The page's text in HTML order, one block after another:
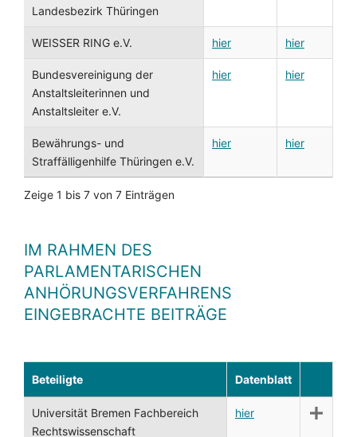
Landesbezirk Thüringen
WEISSER RING e.V. hier hier
Bundesvereinigung der
Anstaltsleiterinnen und
Anstaltsleiter e.V.
hier hier
Bewährungs- und
Straffälligenhilfe Thüringen e.V.
hier hier
Zeige 1 bis 7 von 7 Einträgen
IM RAHMEN DES
PARLAMENTARISCHEN
ANHÖRUNGSVERFAHRENS
EINGEBRACHTE BEITRÄGE
Beteiligte Datenblatt
Universität Bremen Fachbereich
Rechtswissenschaft
hier